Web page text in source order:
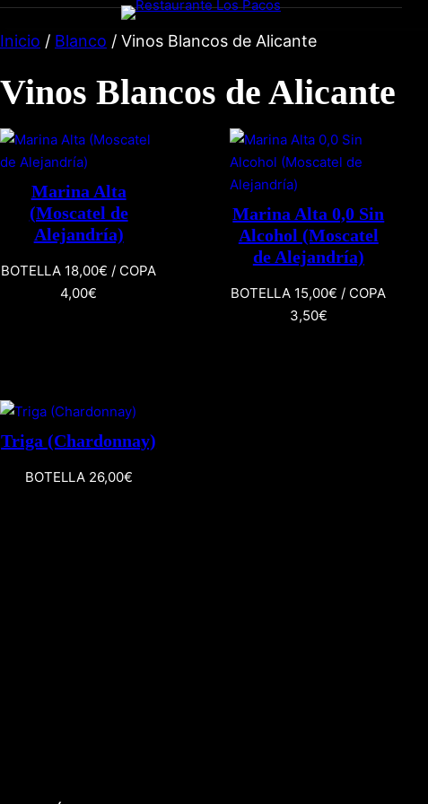
Inicio / Blanco / Vinos Blancos de Alicante
Vinos Blancos de Alicante
Marina Alta
(Moscatel de
Alejandría)
BOTELLA 18,00€ / COPA
4,00€
Marina Alta 0,0 Sin
Alcohol (Moscatel
de Alejandría)
BOTELLA 15,00€ / COPA
3,50€
Triga (Chardonnay)
BOTELLA 26,00€